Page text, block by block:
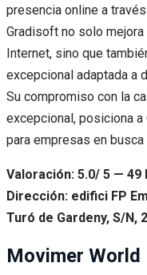
presencia online a
Gradisoft no solo
Internet, sino que
excepcional adaptada a
Su compromiso con la
excepcional, posiciona
para empresas en
Valoración: 5.0/ 5 — 49
Dirección: edifici FP
Turó de Gardeny, S/N,
Movimer World